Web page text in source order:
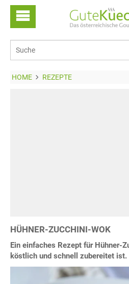
HOME REZEPTE
HÜHNER-ZUCCHINI-WOK
Ein einfaches Rezept für Hühner-
köstlich und schnell zubereitet ist.